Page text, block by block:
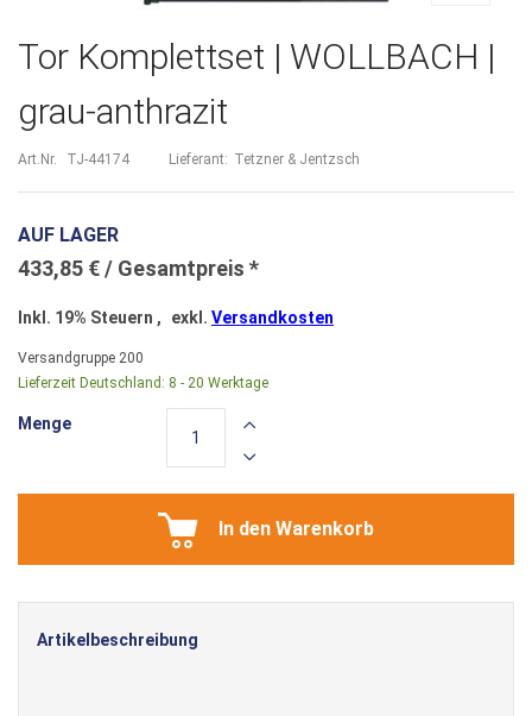
Zum
der
Bildergalerie
springen
Tor Komplettset | WOLLBACH |
grau-anthrazit
Art.Nr. TJ-44174 Lieferant: Tetzner & Jentzsch
AUF LAGER
433,85 €
Inkl. 19% Steuern , exkl. Versandkosten
Versandgruppe 200
Lieferzeit Deutschland: 8 - 20 Werktage
Menge
In den Warenkorb
Artikelbeschreibung